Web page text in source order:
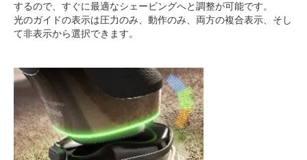
するので、すぐに最適なシェービングへと調整が可能です。
光のガイドの表示は圧力のみ、動作のみ、両方の複合表示、そし
て非表示から選択できます。